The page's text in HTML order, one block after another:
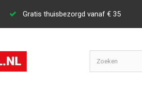
Gratis thuisbezorgd vanaf € 35